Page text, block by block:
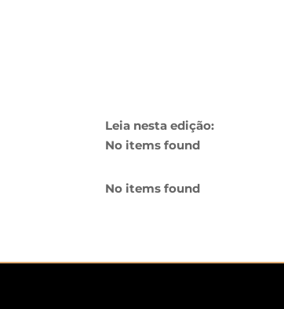
Leia nesta edição:
No items found
No items found